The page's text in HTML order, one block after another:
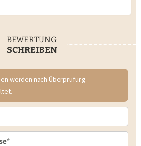
BEWERTUNG
SCHREIBEN
werden nach Überprüfung